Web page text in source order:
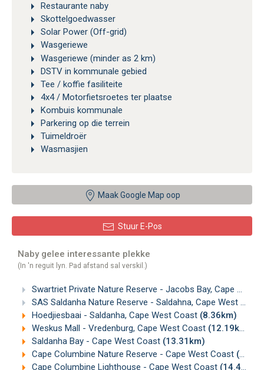
Restaurante naby
Skottelgoedwasser
Solar Power (Off-grid)
Wasgeriewe
Wasgeriewe (minder as 2 km)
DSTV in kommunale gebied
Tee / koffie fasiliteite
4x4 / Motorfietsroetes ter plaatse
Kombuis kommunale
Parkering op die terrein
Tuimeldroër
Wasmasjien
Maak Google Map oop
Stuur E-Pos
Naby gelee interessante plekke
(In 'n reguit lyn. Pad afstand sal verskil.)
Swartriet Private Nature Reserve - Jacobs Bay, Cape West Coast
SAS Saldanha Nature Reserve - Saldahna, Cape West Coast
Hoedjiesbaai - Saldanha, Cape West Coast (8.36km)
Weskus Mall - Vredenburg, Cape West Coast (12.19km)
Saldanha Bay - Cape West Coast (13.31km)
Cape Columbine Nature Reserve - Cape West Coast (14.44km)
Cape Columbine Lighthouse - Cape West Coast (14.47km)